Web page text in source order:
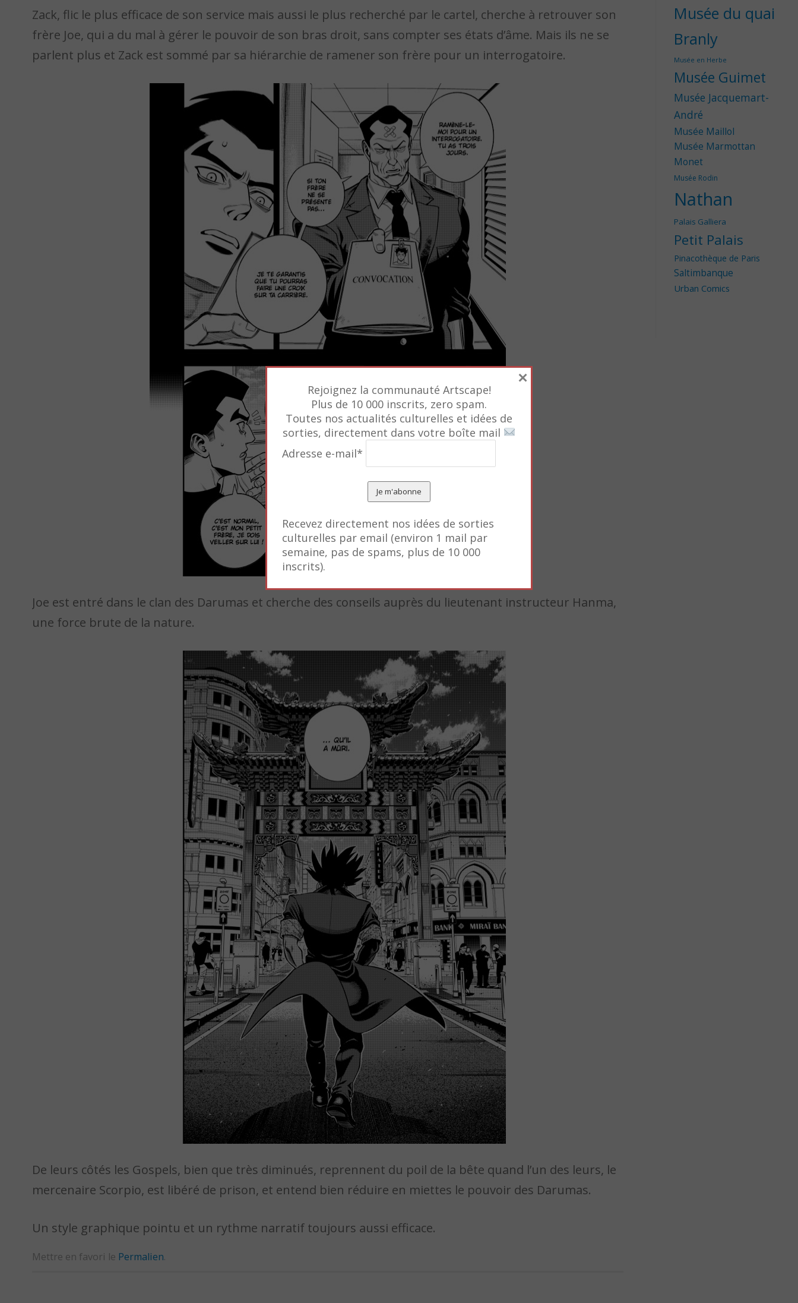
Zack, flic le plus efficace de son service mais aussi le plus recherché par le cartel, cherche à retrouver son
frère Joe, qui a du mal à gérer le pouvoir de son bras droit, sans compter ses états d’âme. Mais ils ne se
parlent plus et Zack est sommé par sa hiérarchie de ramener son frère pour un interrogatoire.
Joe est entré dans le clan des Darumas et cherche des conseils auprès du lieutenant instructeur Hanma,
une force brute de la nature.
De leurs côtés les Gospels, bien que très diminués, reprennent du poil de la bête quand l’un des leurs, le
mercenaire Scorpio, est libéré de prison, et entend bien réduire en miettes le pouvoir des Darumas.
Un style graphique pointu et un rythme narratif toujours aussi efficace.
Mettre en favori le Permalien.
Musée du quai
Branly
Musée en Herbe
Musée Guimet
Musée Jacquemart-
André
Musée Maillol
Musée Marmottan
Monet
Musée Rodin
Nathan
Palais Galliera
Petit Palais
Pinacothèque de Paris
Saltimbanque
Urban Comics
Rejoignez la communauté Artscape!
Plus de 10 000 inscrits, zero spam.
Toutes nos actualités culturelles et idées de
sorties, directement dans votre boîte mail
Adresse e-mail*
Recevez directement nos idées de sorties
culturelles par email (environ 1 mail par
semaine, pas de spams, plus de 10 000
inscrits).
×